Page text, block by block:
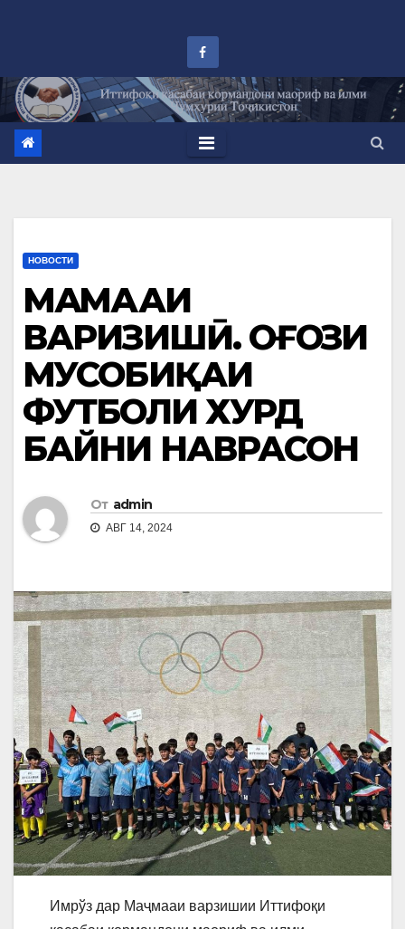
НОВОСТИ
МАҶМААИ
ВАРИЗИШӢ. ОҒОЗИ
МУСОБИҚАИ
ФУТБОЛИ ХУРД
БАЙНИ НАВРАСОН
От admin
АВГ 14, 2024
Имрўз дар Маҷмааи варзишии Иттифоқи